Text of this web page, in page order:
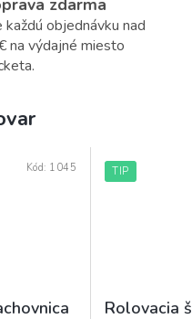
zdarma
každú objednávku nad
na výdajné miesto
Kód: 1045 TIP
Rolovacia